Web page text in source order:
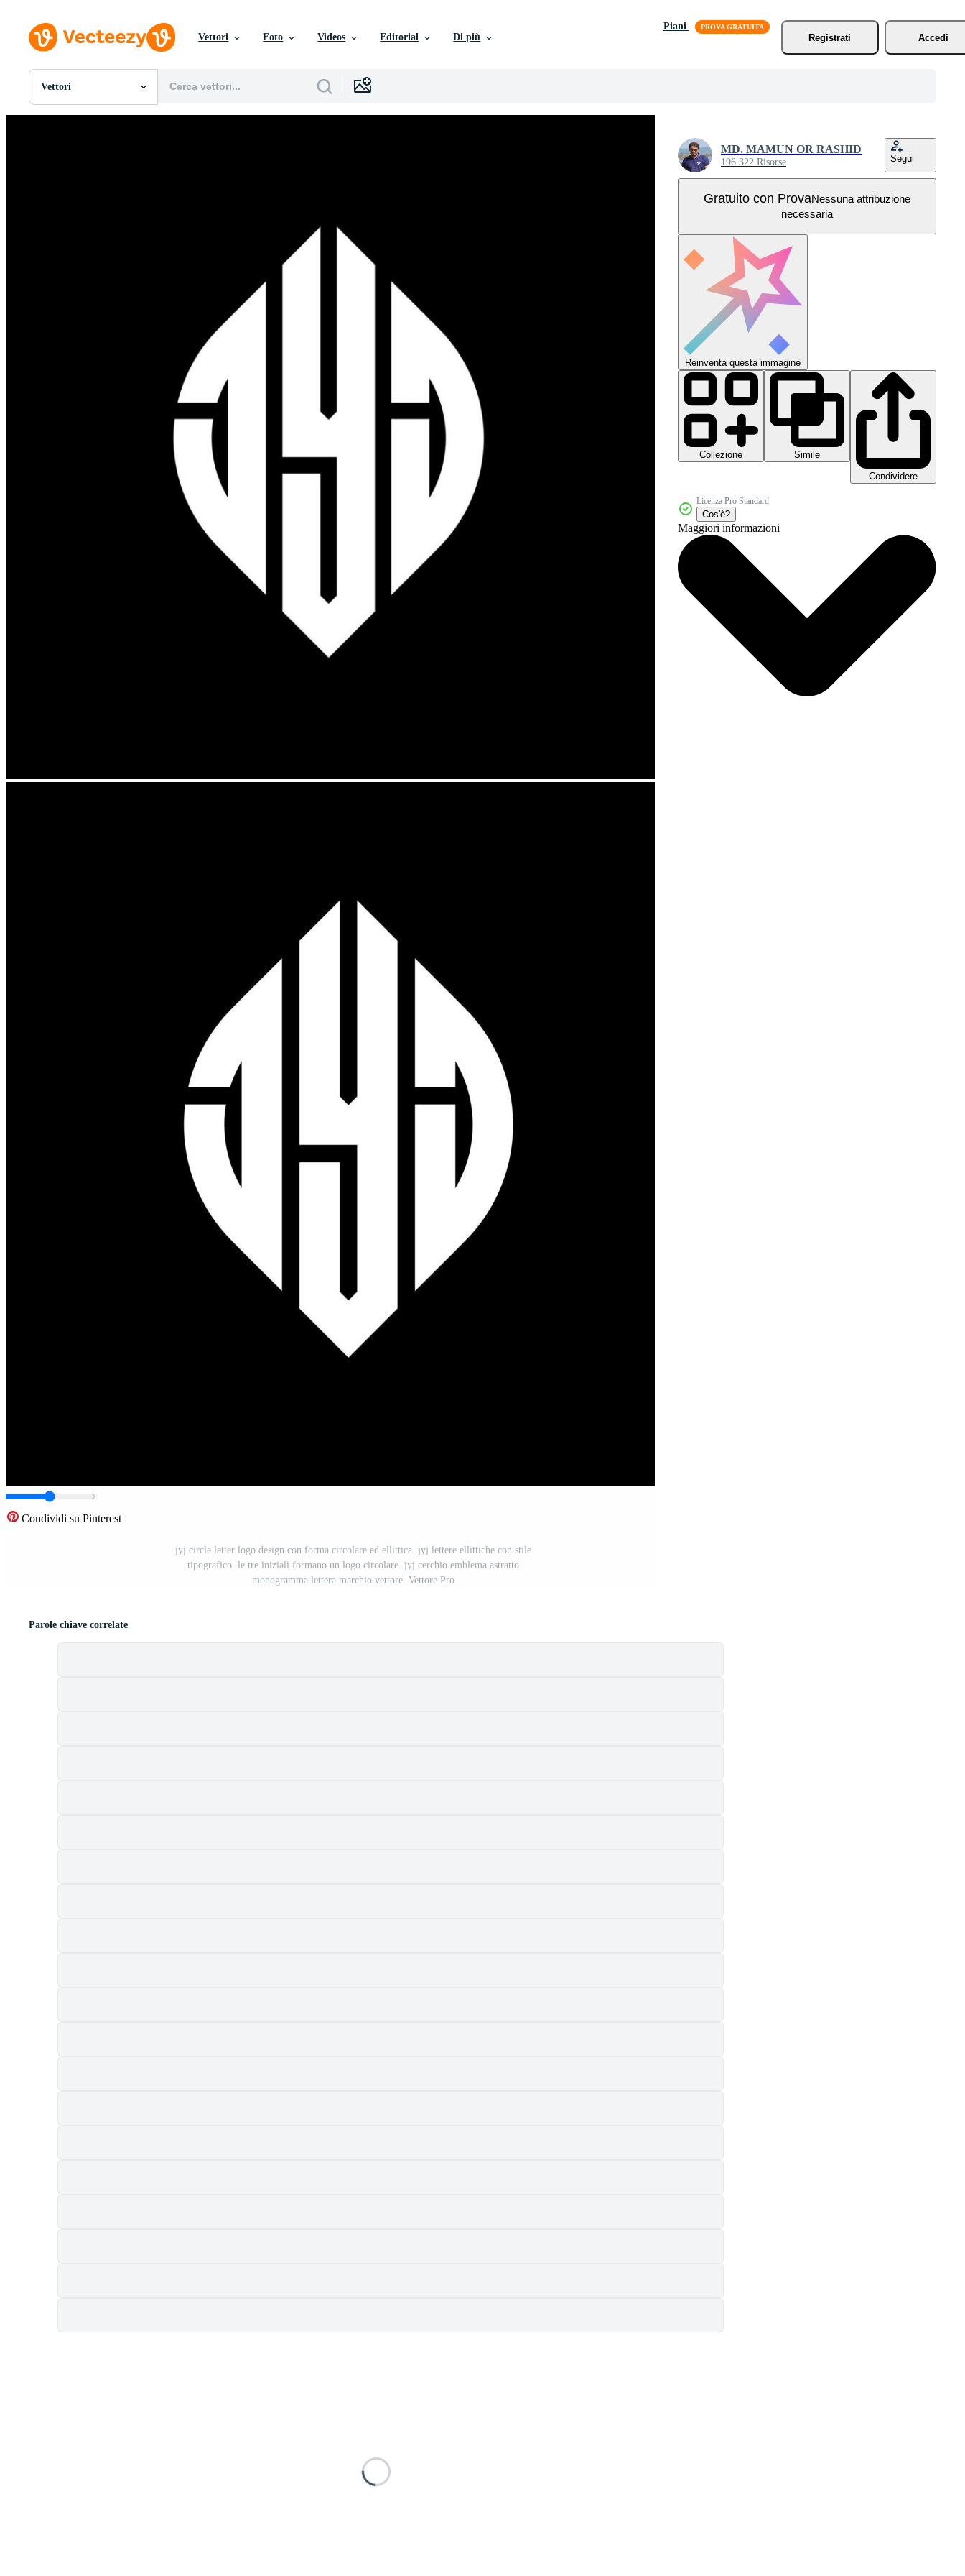
Vettori Foto Videos Editorial Di più
Piani
Registrati
Accedi
Vettori
Tutte Immagini
Condividi su Pinterest
jyj circle letter logo design con forma circolare ed ellittica. jyj lettere ellittiche con stile
tipografico. le tre iniziali formano un logo circolare. jyj cerchio emblema astratto
monogramma lettera marchio vettore. Vettore Pro
MD. MAMUN OR RASHID
196.322 Risorse Segui
Gratuito con ProvaNessuna attribuzione
necessaria
Reinventa questa immagine
Collezione
Simile
Condividere
Licenza Pro Standard
Cos'è?
Maggiori informazioni
Parole chiave correlate